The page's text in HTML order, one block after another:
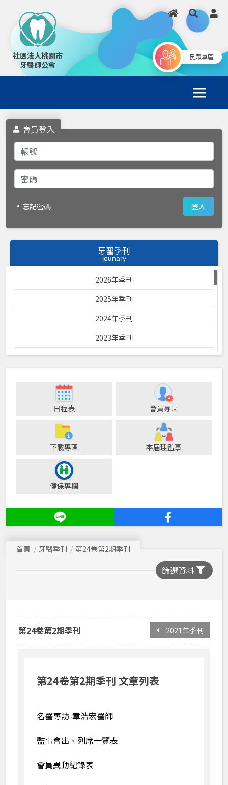
社團法人桃園市
牙醫師公會
民眾專區
會員登入
登入
忘記密碼
牙醫季刊
jounary
2026年季刊
2025年季刊
2024年季刊
2023年季刊
2022年季刊
2012年季刊
2007年季刊
70週年慶季刊
日程表 會員專區
下載專區 本屆理監事
健保專欄
首頁 牙醫季刊 第24卷第2期季刊
篩選資料
第24卷第2期季刊 2021年季刊
第24卷第2期季刊 文章列表
名醫專訪-章浩宏醫師
監事會出、列席一覽表
會員異動紀錄表